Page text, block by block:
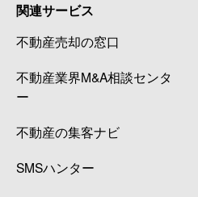
関連サービス
不動産売却の窓口
不動産業界M&A相談センタ
ー
不動産の集客ナビ
SMSハンター